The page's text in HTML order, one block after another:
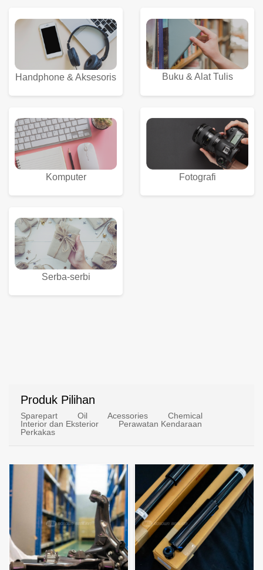
Handphone & Aksesoris Buku & Alat Tulis
Komputer Fotografi
Serba-serbi
Produk Pilihan
Sparepart Oil Acessories
Chemical
Interior dan Eksterior
Perawatan Kendaraan
Perkakas